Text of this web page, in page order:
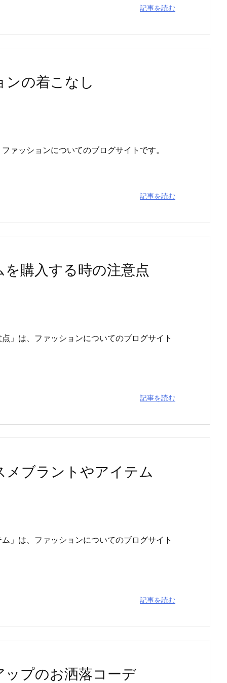
記事を読む
の着こなし
ァッションについてのブログサイトです。
記事を読む
購入する時の注意点
」は、ファッションについてのブログサイト
記事を読む
ブラントやアイテム
」は、ファッションについてのブログサイト
記事を読む
プのお洒落コーデ